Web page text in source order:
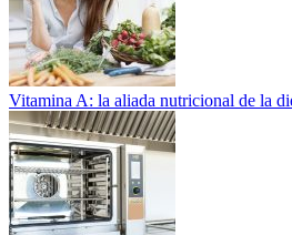
Vitamina A: la aliada nutricional de la